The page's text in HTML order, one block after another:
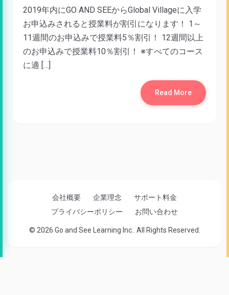
2019年内にGO AND SEEからGlobal Villageに入学
お申込みされると授業料が割引になります！ 1～
11週間のお申込みで授業料5％割引！ 12週間以上
のお申込みで授業料10％割引！ ※すべてのコース
に適 […]
Read More
会社概要 企業理念
サポート料金
プライバシーポリシー
お問い合わせ
© 2026 Go and See Learning Inc.. All Rights Reserved.